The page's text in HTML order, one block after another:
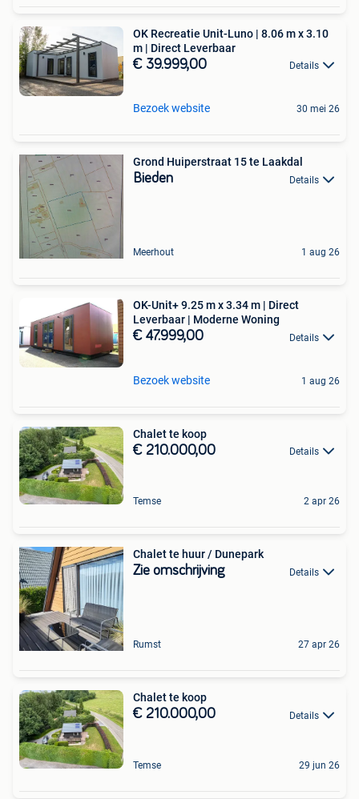
OK Recreatie Unit-Luno | 8.06 m x 3.10
m | Direct Leverbaar
€ 39.999,00 Details
Bezoek website 30 mei 26
Grond Huiperstraat 15 te Laakdal
Bieden Details
Meerhout 1 aug 26
OK-Unit+ 9.25 m x 3.34 m | Direct
Leverbaar | Moderne Woning
€ 47.999,00 Details
Bezoek website 1 aug 26
Chalet te koop
€ 210.000,00 Details
Temse 2 apr 26
Chalet te huur / Dunepark
Zie omschrijving Details
Rumst 27 apr 26
Chalet te koop
€ 210.000,00 Details
Temse 29 jun 26